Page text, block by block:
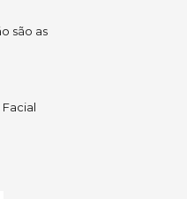
são as